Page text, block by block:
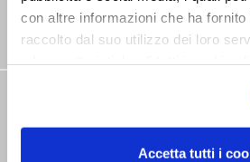
con altre informazioni che ha
raccolto dal suo utilizzo dei loro
cookie accettare. Per ulteriori
lacookie policy.
Accetta tutti i